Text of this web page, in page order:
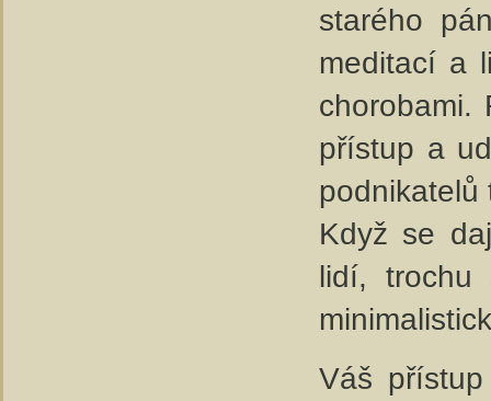
starého
meditací a
chorobami.
přístup a
podnikatelů
Když se
lidí, trochu
Váš